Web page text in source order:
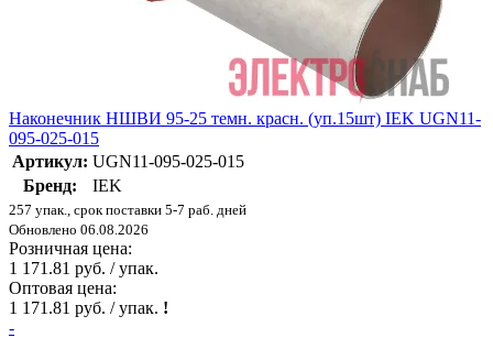
Наконечник НШВИ 95-25 темн. красн. (уп.15шт) IEK UGN11-
095-025-015
Артикул: UGN11-095-025-015
Бренд:
IEK
257 упак., срок поставки 5-7 раб. дней
Обновлено 06.08.2026
Розничная цена:
1 171.81 руб. / упак.
Оптовая цена:
1 171.81 руб. / упак. !
-